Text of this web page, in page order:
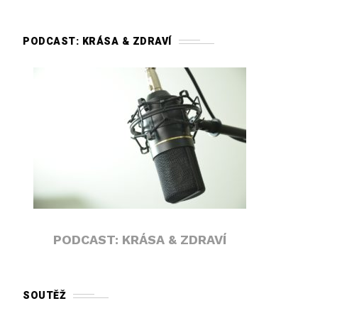
PODCAST: KRÁSA & ZDRAVÍ
PODCAST: KRÁSA & ZDRAVÍ
SOUTĚŽ